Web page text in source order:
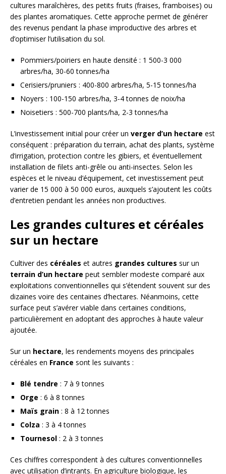
cultures maraîchères, des petits fruits (fraises, framboises) ou
des plantes aromatiques. Cette approche permet de générer
des revenus pendant la phase improductive des arbres et
d’optimiser l’utilisation du sol.
Pommiers/poiriers en haute densité : 1 500-3 000
arbres/ha, 30-60 tonnes/ha
Cerisiers/pruniers : 400-800 arbres/ha, 5-15 tonnes/ha
Noyers : 100-150 arbres/ha, 3-4 tonnes de noix/ha
Noisetiers : 500-700 plants/ha, 2-3 tonnes/ha
L’investissement initial pour créer un verger d’un hectare est
conséquent : préparation du terrain, achat des plants, système
d’irrigation, protection contre les gibiers, et éventuellement
installation de filets anti-grêle ou anti-insectes. Selon les
espèces et le niveau d’équipement, cet investissement peut
varier de 15 000 à 50 000 euros, auxquels s’ajoutent les coûts
d’entretien pendant les années non productives.
Les grandes cultures et céréales
sur un hectare
Cultiver des céréales et autres grandes cultures sur un
terrain d’un hectare peut sembler modeste comparé aux
exploitations conventionnelles qui s’étendent souvent sur des
dizaines voire des centaines d’hectares. Néanmoins, cette
surface peut s’avérer viable dans certaines conditions,
particulièrement en adoptant des approches à haute valeur
ajoutée.
Sur un hectare, les rendements moyens des principales
céréales en France sont les suivants :
Blé tendre : 7 à 9 tonnes
Orge : 6 à 8 tonnes
Maïs grain : 8 à 12 tonnes
Colza : 3 à 4 tonnes
Tournesol : 2 à 3 tonnes
Ces chiffres correspondent à des cultures conventionnelles
avec utilisation d’intrants. En agriculture biologique, les